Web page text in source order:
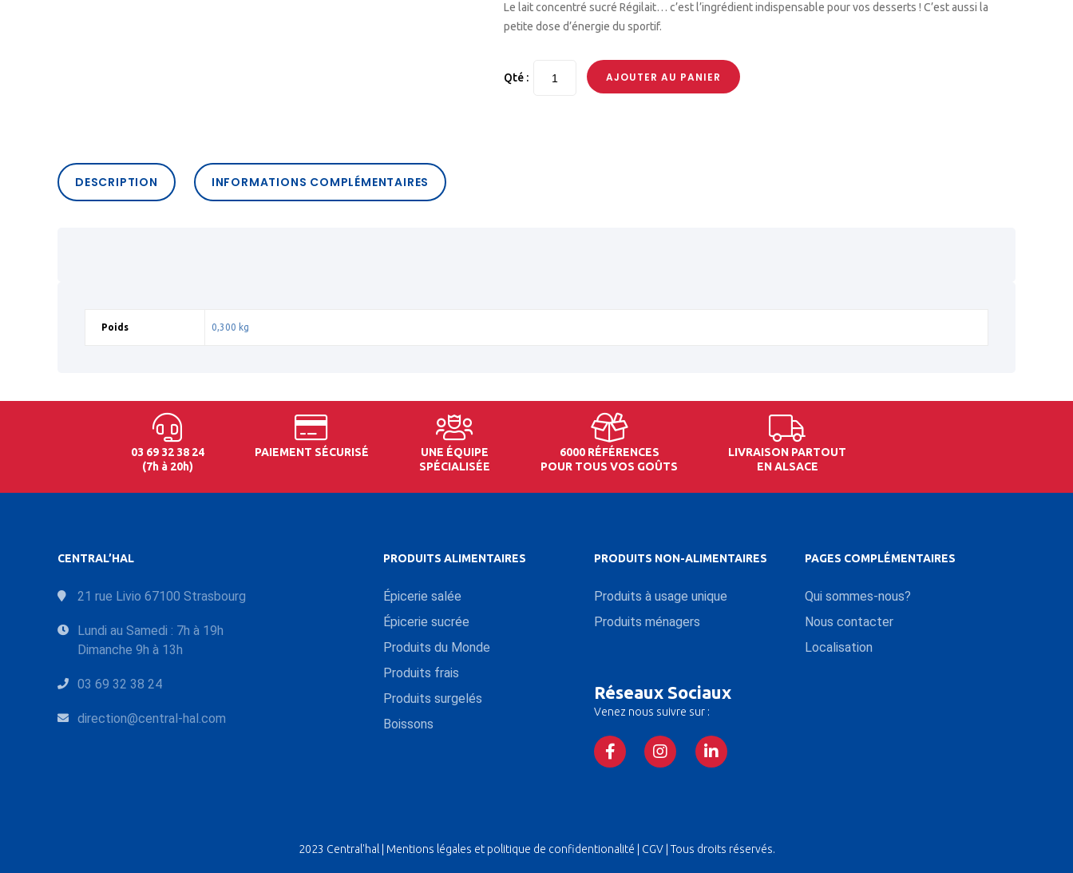
Le lait concentré sucré Régilait… c’est l’ingrédient indispensable pour vos desserts ! C’est aussi la
petite dose d’énergie du sportif.
Qté : AJOUTER AU PANIER
DESCRIPTION INFORMATIONS COMPLÉMENTAIRES
Poids 0,300 kg
03 69 32 38 24
(7h à 20h)
PAIEMENT SÉCURISÉ
UNE ÉQUIPE
SPÉCIALISÉE
6000 RÉFÉRENCES
POUR TOUS VOS GOÛTS
LIVRAISON PARTOUT
EN ALSACE
CENTRAL’HAL
21 rue Livio 67100 Strasbourg
Lundi au Samedi : 7h à 19h
Dimanche 9h à 13h
03 69 32 38 24
direction@central-hal.com
PRODUITS ALIMENTAIRES
Épicerie salée
Épicerie sucrée
Produits du Monde
Produits frais
Produits surgelés
Boissons
PRODUITS NON-ALIMENTAIRES
Produits à usage unique
Produits ménagers
Réseaux Sociaux
Venez nous suivre sur :
PAGES COMPLÉMENTAIRES
Qui sommes-nous?
Nous contacter
Localisation
2023 Central'hal | Mentions légales et politique de confidentionalité CGV | Tous droits réservés.